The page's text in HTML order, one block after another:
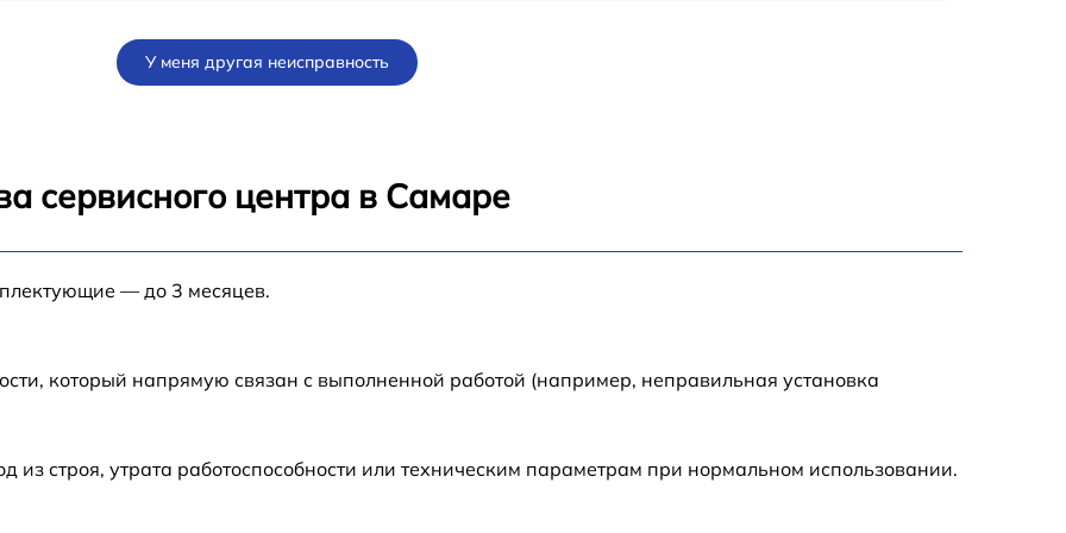
от 30 мин
У меня другая неисправность
сервисного центра в Самаре
— до 3 месяцев.
который напрямую связан с выполненной работой (например, неправильная установка
строя, утрата работоспособности или техническим параметрам при нормальном использовании.